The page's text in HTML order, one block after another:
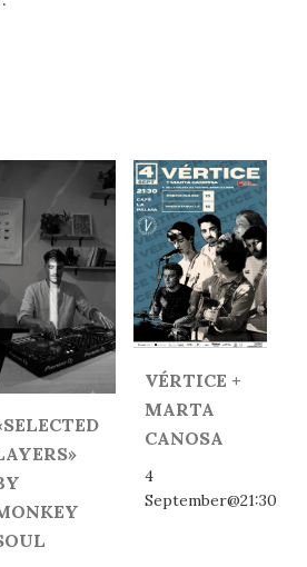
VÉRTICE +
MARTA
CANOSA
4
September@21:30